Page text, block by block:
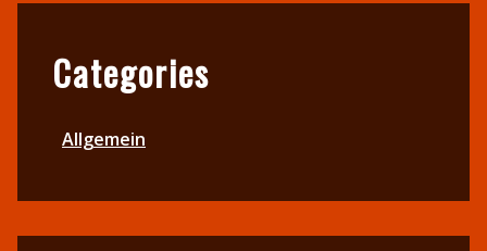
Categories
Allgemein